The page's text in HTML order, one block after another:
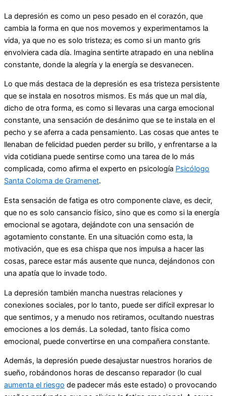
La depresión es como un peso pesado en el corazón, que
cambia la forma en que nos movemos y experimentamos la
vida, ya que no es solo tristeza; es como si un manto gris
envolviera cada día. Imagina sentirte atrapado en una neblina
constante, donde la alegría y la energía se desvanecen.
Lo que más destaca de la depresión es esa tristeza persistente
que se instala en nosotros mismos. Es más que un mal día,
dicho de otra forma, es como si llevaras una carga emocional
constante, una sensación de desánimo que se te instala en el
pecho y se aferra a cada pensamiento. Las cosas que antes te
llenaban de felicidad pueden perder su brillo, y enfrentarse a la
vida cotidiana puede sentirse como una tarea de lo más
complicada, como afirma el experto en psicología Psicólogo
Santa Coloma de Gramenet.
Esta sensación de fatiga es otro componente clave, es decir,
que no es solo cansancio físico, sino que es como si la energía
emocional se agotara, dejándote con una sensación de
agotamiento constante. En una situación como esta, la
motivación, que es esa chispa que nos impulsa a hacer las
cosas, parece estar más ausente que nunca, dejándonos con
una apatía que lo invade todo.
La depresión también mancha nuestras relaciones y
conexiones sociales, por lo tanto, puede ser difícil expresar lo
que sentimos, y a menudo nos retiramos, ocultando nuestras
emociones a los demás. La soledad, tanto física como
emocional, puede convertirse en una compañera constante.
Además, la depresión puede desajustar nuestros horarios de
sueño, robándonos horas de descanso reparador (lo cual
aumenta el riesgo de padecer más este estado) o provocando